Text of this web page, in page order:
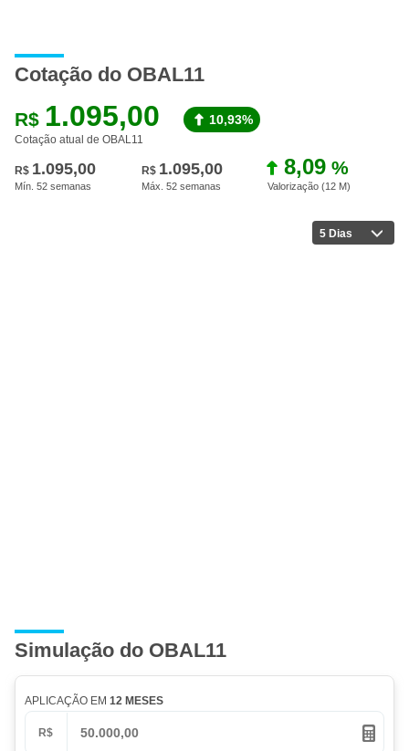
Cotação do OBAL11
R$ 1.095,00
Cotação atual de OBAL11
10,93%
R$ 1.095,00
Mín. 52 semanas
R$ 1.095,00
Máx. 52 semanas
8,09 %
Valorização (12 M)
5 Dias
Simulação do OBAL11
APLICAÇÃO EM 12 MESES
R$